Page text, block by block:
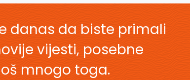
danas da biste primali
vijesti, posebne
mnogo toga.